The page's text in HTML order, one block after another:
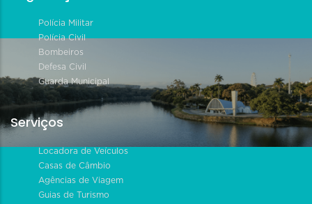
Polícia Militar
Polícia Civil
Bombeiros
Defesa Civil
Guarda Municipal
Serviços
Locadora de Veículos
Casas de Câmbio
Agências de Viagem
Guias de Turismo